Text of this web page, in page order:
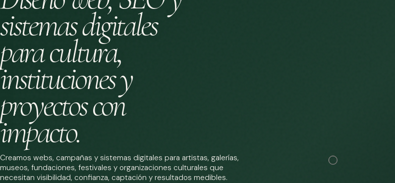
sistemas digitales
para cultura,
instituciones y
proyectos con
impacto.
Creamos webs, campañas y sistemas digitales para artistas, galerías,
museos, fundaciones, festivales y organizaciones culturales que
necesitan visibilidad, confianza, captación y resultados medibles.